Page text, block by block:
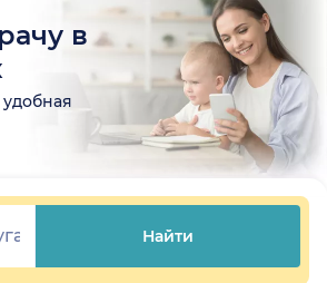
в
Найти